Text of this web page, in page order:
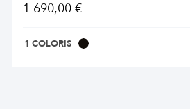
1 690,00 €
1 COLORIS